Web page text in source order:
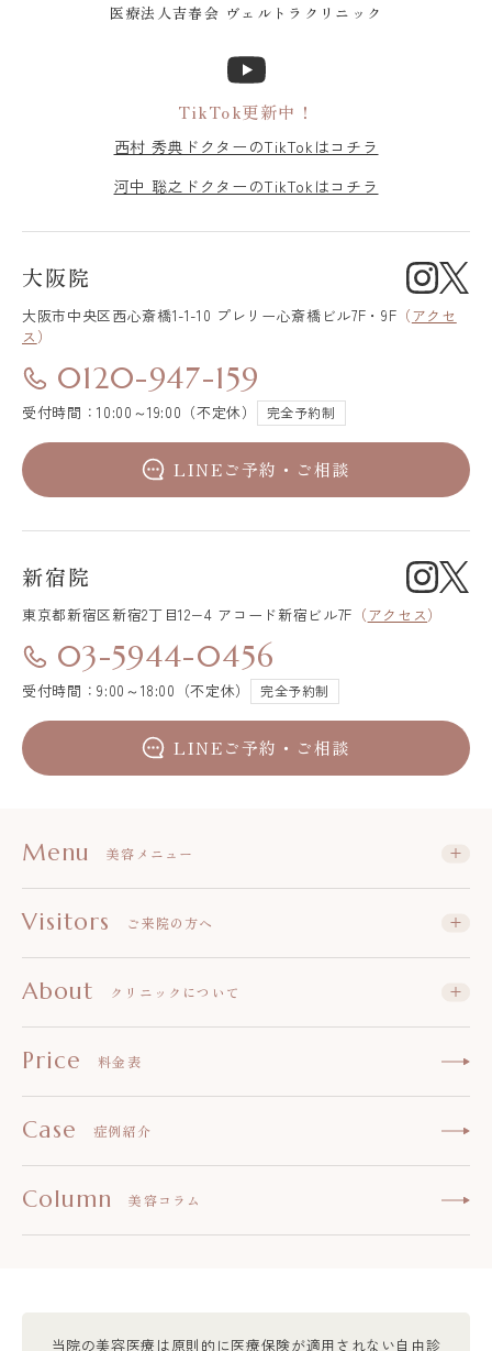
医療法人吉春会 ヴェルトラクリニック
TikTok更新中！
西村 秀典ドクターのTikTokはコチラ
河中 聡之ドクターのTikTokはコチラ
大阪院
大阪市中央区西心斎橋1-1-10 プレリー心斎橋ビル7F・9F （アクセ
ス ）
0120-947-159
受付時間：10:00～19:00（不定休） 完全予約制
LINEご予約・ご相談
新宿院
東京都新宿区新宿2丁目12−4 アコード新宿ビル7F （アクセス）
03-5944-0456
受付時間：9:00～18:00（不定休） 完全予約制
LINEご予約・ご相談
Menu 美容メニュー
Visitors ご来院の方へ
About クリニックについて
Price 料金表
Case 症例紹介
Column 美容コラム
当院の美容医療は原則的に医療保険が適用されない自由診